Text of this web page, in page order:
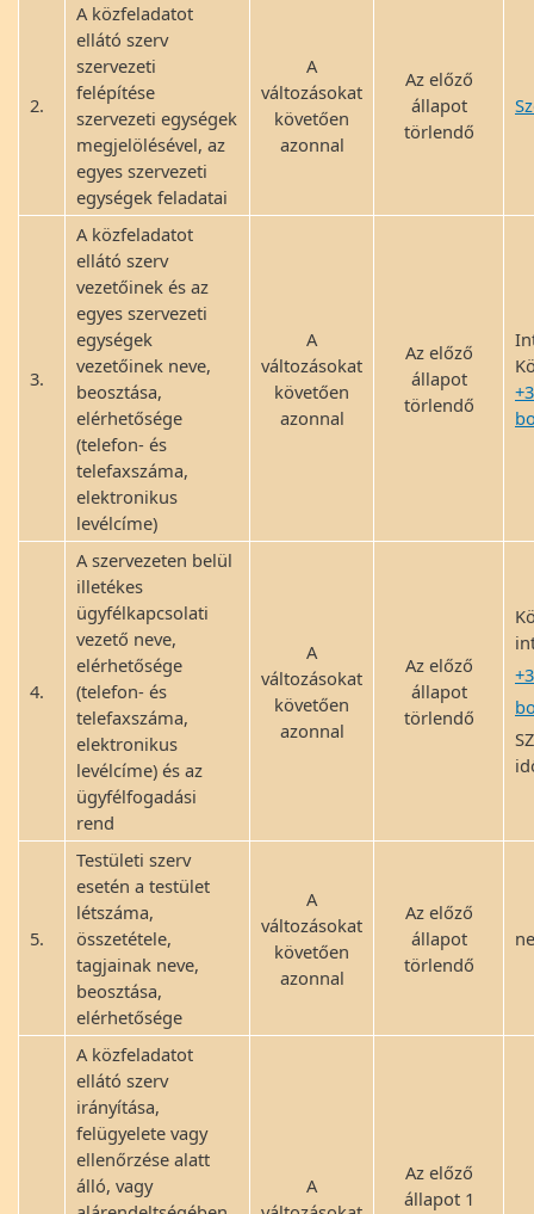
2.
A közfeladatot
ellátó szerv
szervezeti
felépítése
szervezeti egységek
megjelölésével, az
egyes szervezeti
egységek feladatai
A
változásokat
követően
azonnal
Az előző
állapot
törlendő
3.
A közfeladatot
ellátó szerv
vezetőinek és az
egyes szervezeti
egységek
vezetőinek neve,
beosztása,
elérhetősége
(telefon- és
telefaxszáma,
elektronikus
levélcíme)
A
változásokat
követően
azonnal
Az előző
állapot
törlendő
4.
A szervezeten belül
illetékes
ügyfélkapcsolati
vezető neve,
elérhetősége
(telefon- és
telefaxszáma,
elektronikus
levélcíme) és az
ügyfélfogadási
rend
A
változásokat
követően
azonnal
Az előző
állapot
törlendő
5.
Testületi szerv
esetén a testület
létszáma,
összetétele,
tagjainak neve,
beosztása,
elérhetősége
A
változásokat
követően
azonnal
Az előző
állapot
törlendő
A közfeladatot
ellátó szerv
irányítása,
felügyelete vagy
ellenőrzése alatt
álló, vagy
A
Az előző
állapot 1